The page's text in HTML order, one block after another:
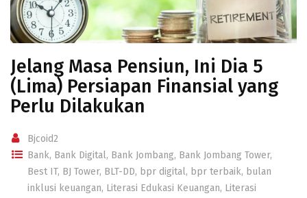
Jelang Masa Pensiun, Ini Dia 5
(Lima) Persiapan Finansial yang
Perlu Dilakukan
Bjcoid2
Bank, Bank Digital, Bank Jombang, Bank Jombang Tower,
Best IT, BJ Tower, BLT-DD, bpr digital, bpr terbaik, bulan
inklusi keuangan, Literasi Edukasi Keuangan, Literasi